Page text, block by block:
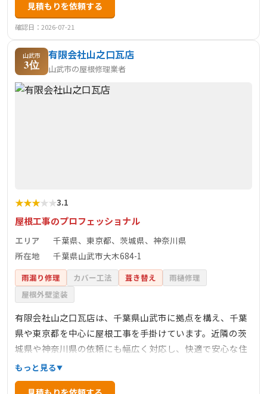
見積もりを依頼する
確認日：2026-07-21
山武市
3位
有限会社山之口瓦店
山武市の屋根修理業者
★★★★★3.1
屋根工事のプロフェッショナル
エリア
千葉県、東京都、茨城県、神奈川県
所在地
千葉県山武市大木684-1
雨漏り修理 カバー工法 葺き替え
雨樋修理
屋根外壁塗装
有限会社山之口瓦店は、千葉県山武市に拠点を構え、千葉
県や東京都を中心に屋根工事を手掛けています。近隣の茨
城県や神奈川県の依頼にも幅広く対応し、快適で安心な住
環境づくりに貢献しています。代表は屋根工事のプロフェ
ッショナルで、業界歴は約50年にのぼります。これまで多
もっと見る